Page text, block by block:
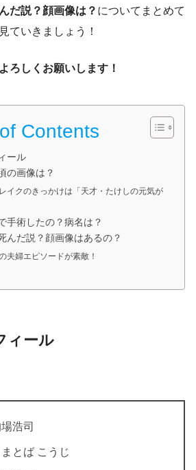
だ説？顔画像は？ についてまとめて
ていきましょう！
ろしくお願いします！
Contents
ール
の画像は？
イクのきっかけは「天才・たけしの元気が
手術したの？病名は？
んだ説？顔画像はあるの？
夫婦エピソードが素敵！
ィール
浩司
まとば こうじ